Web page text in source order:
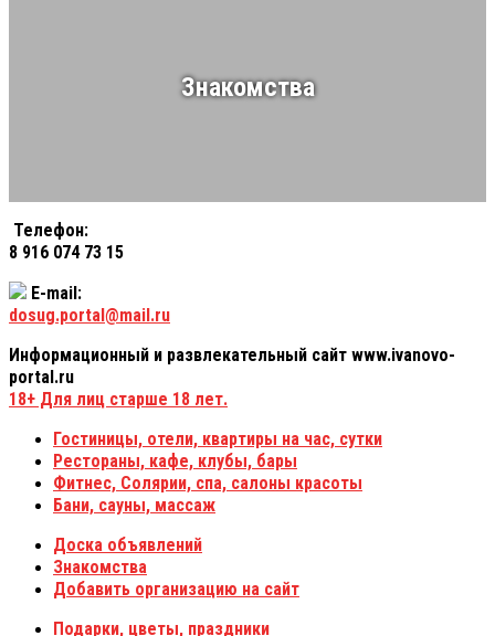
Знакомства
Телефон:
8 916 074 73 15
E-mail:
dosug.portal@mail.ru
Информационный и развлекательный сайт www.ivanovo-
portal.ru
18+ Для лиц старше 18 лет.
Гостиницы, отели, квартиры на час, сутки
Рестораны, кафе, клубы, бары
Фитнес, Солярии, спа, салоны красоты
Бани, сауны, массаж
Доска объявлений
Знакомства
Добавить организацию на сайт
Подарки, цветы, праздники